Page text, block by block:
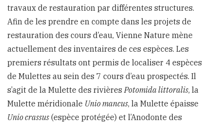
travaux de restauration par différentes structures.
Afin de les prendre en compte dans les projets de
restauration des cours d’eau, Vienne Nature mène
actuellement des inventaires de ces espèces. Les
premiers résultats ont permis de localiser 4 espèces
de Mulettes au sein des 7 cours d’eau prospectés. Il
s’agit de la Mulette des rivièresPotomida littoralis, la
Mulette méridionale Unio mancus, la Mulette épaisse
Unio crassus (espèce protégée) et l’Anodonte des